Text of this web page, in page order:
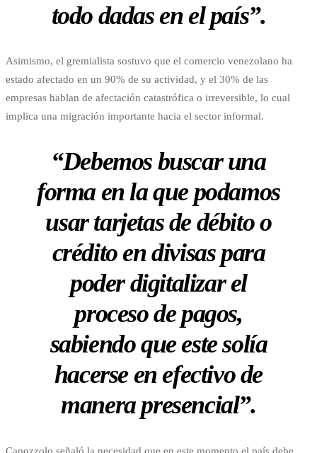
todo dadas en el país”.
Asimismo, el gremialista sostuvo que el comercio venezolano ha
estado afectado en un 90% de su actividad, y el 30% de las
empresas hablan de afectación catastrófica o irreversible, lo cual
implica una migración importante hacia el sector informal.
“Debemos buscar una
forma en la que podamos
usar tarjetas de débito o
crédito en divisas para
poder digitalizar el
proceso de pagos,
sabiendo que este solía
hacerse en efectivo de
manera presencial”.